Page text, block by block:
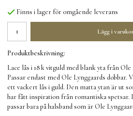
Finns i lager för omgående leverans
Lägg i
Produktbeskrivning:
Lace lås i 18 k vitguld med blank yta från
Passar endast med Ole Lynggaards dobbar.
ett vackert lås i guld. Den matta ytan är ut
har fått inspiration från romantiska spetsar.
passar bara på halsband som är Ole